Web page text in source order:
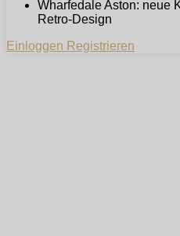
Wharfedale Aston: neue
Retro-Design
Einloggen Registrieren